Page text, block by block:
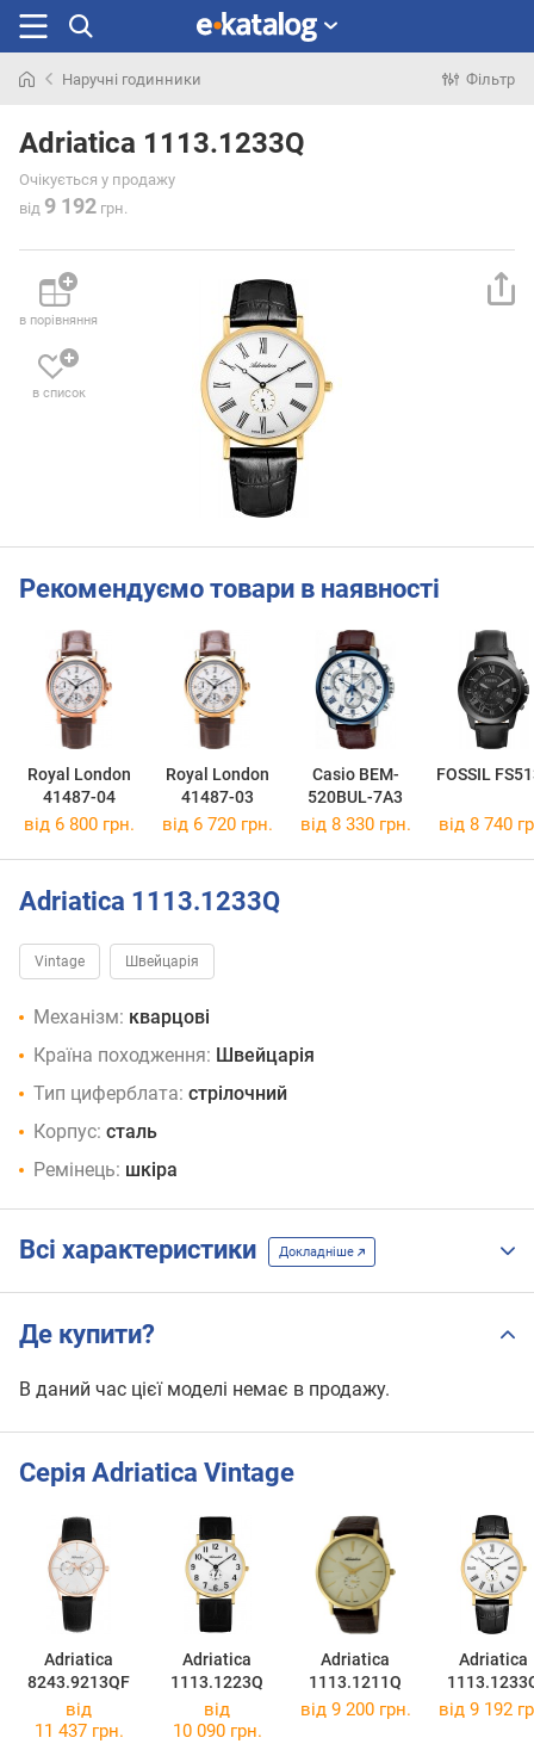
раніше
Наручні годинники Фільтр
Adriatica 1113.1233Q
Очікується у продажу
від 9 192 грн.
в порівняння
в список
Рекомендуємо товари в наявності
Royal London
41487-04
Royal London
41487-03
Casio BEM-
520BUL-7A3
FOSSIL
від 6 800 грн. від 6 720 грн. від 8 330 грн. від 8 740
Adriatica 1113.1233Q
Vintage Швейцарія
Механізм: кварцові
Країна походження: Швейцарія
Тип циферблата: стрілочний
Корпус: сталь
Ремінець: шкіра
Всі характеристики Докладніше
Де купити?
В даний час цієї моделі немає в продажу.
Серія Adriatica Vintage
Adriatica
8243.9213QF
Adriatica
1113.1223Q
Adriatica
1113.1211Q
Adriatica
від
11 437 грн.
від
10 090 грн.
від 9 200 грн. від 9 192